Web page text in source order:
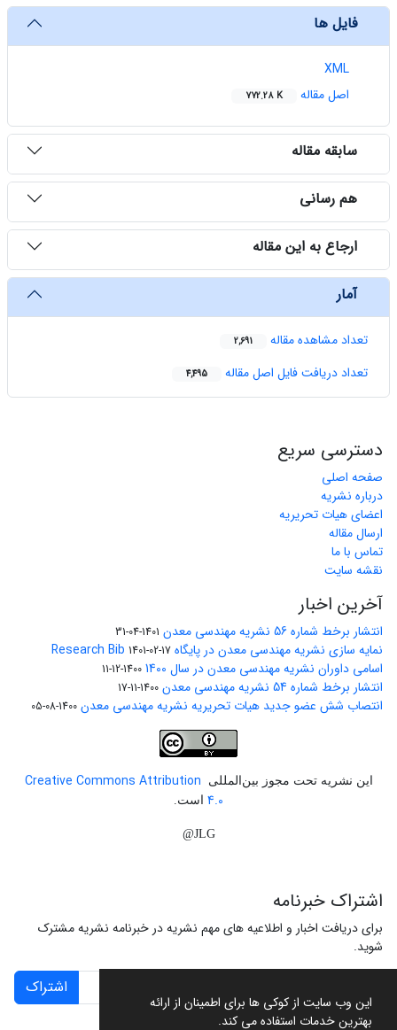
این وب سایت از کوکی ها برای اطمینان از ارائه
بهترین خدمات استفاده می کند.
فایل ها
XML
اصل مقاله
772.28 K
سابقه مقاله
هم رسانی
ارجاع به این مقاله
آمار
تعداد مشاهده مقاله 2,691
تعداد دریافت فایل اصل مقاله 4,495
دسترسی سریع
صفحه اصلی
درباره نشریه
اعضای هیات تحریریه
ارسال مقاله
تماس با ما
نقشه سایت
آخرین اخبار
انتشار برخط شماره 56 نشریه مهندسی معدن 1401-04-31
نمایه سازی نشریه مهندسی معدن در پایگاه Research Bib 1401-02-17
اسامی داوران نشریه مهندسی معدن در سال 1400 1400-12-11
انتشار برخط شماره 54 نشریه مهندسی معدن 1400-11-17
انتصاب شش عضو جدید هیات تحریریه نشریه مهندسی معدن 1400-08-05
این نشریه تحت مجوز بین‌المللی
Creative Commons Attribution
4.0 است.
JLG@
اشتراک خبرنامه
برای دریافت اخبار و اطلاعیه های مهم نشریه در خبرنامه نشریه مشترک
شوید.
اشتراک